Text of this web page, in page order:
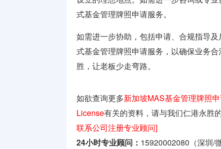
式基金管理牌照申请服务。
如需进一步协助，包括申请、合规指导
式基金管理牌照申请服务，以确保业务
胜，让老板少走弯路。
如欲查询更多新加坡MAS基金管理牌照
License有关的资料，请与我们仁港永胜
联系公司注册专业顾问]
24小时专业顾问： 15920002080（深圳/